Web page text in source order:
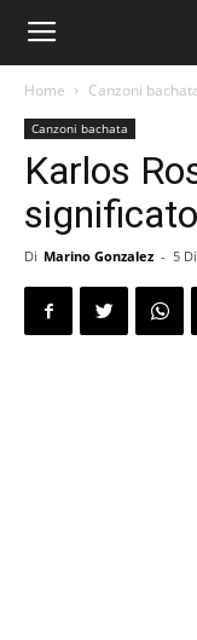
Home Canzoni
Canzoni bachata
Karlos
Di Marino Gonzalez - 5